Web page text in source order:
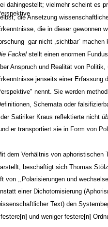
dahingestellt; vielmehr scheint es
die Ansetzung
die in dieser gewonnen
gar nicht ,sichtbar` machen
Fackel stellt einen enormen
Anspruch und Realität von
jenseits einer Erfassung
nennt. Sie werden
Schemata oder
Satiriker Kraus reflektierte nicht
er transportiert sie in Form von
dem Verhältnis von aphoristischen
beschäftigt sich Thomas
von ,,Polarisierungen und
einer Dichotomisierung
Text) den
und weniger festere[n]